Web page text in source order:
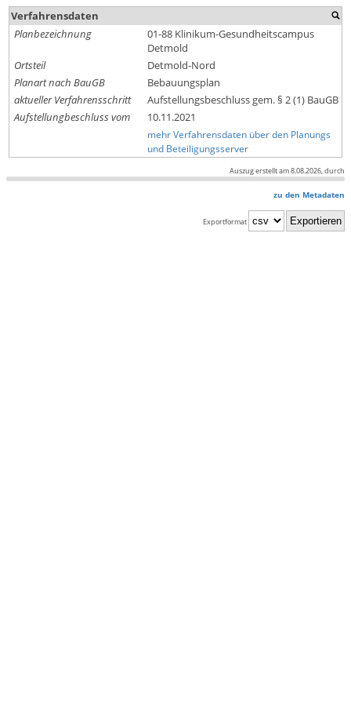
Verfahrensdaten
Planbezeichnung
01-88 Klinikum-Gesundheitscampus
Detmold
Ortsteil
Detmold-Nord
Planart nach BauGB
Bebauungsplan
aktueller Verfahrensschritt
Aufstellungsbeschluss gem. § 2 (1) BauGB
Aufstellungbeschluss vom
10.11.2021
mehr Verfahrensdaten über den Planungs
und Beteiligungsserver
Auszug erstellt am 8.08.2026, durch
zu den Metadaten
Exportformat